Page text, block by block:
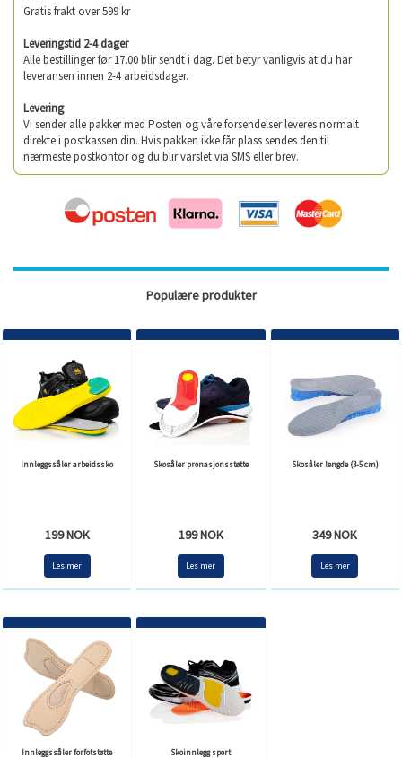
Gratis frakt over 599 kr
Leveringstid 2-4 dager
Alle bestillinger før 17.00 blir sendt i dag. Det betyr vanligvis at du har
leveransen innen 2-4 arbeidsdager.
Levering
Vi sender alle pakker med Posten og våre forsendelser leveres normalt
direkte i postkassen din. Hvis pakken ikke får plass sendes den til
nærmeste postkontor og du blir varslet via SMS eller brev.
Populære produkter
Innleggssåler arbeidssko
199 NOK
Les mer
Skosåler pronasjonsstøtte
199 NOK
Les mer
Skosåler lengde (3-5 cm)
349 NOK
Les mer
Innleggssåler forfotstøtte Skoinnlegg sport